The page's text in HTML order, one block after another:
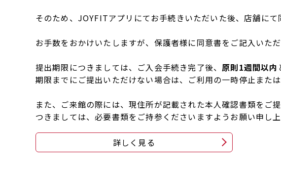
そのため、JOYFITアプリにてお手続きいただいた後、店舗にて
お手数をおかけいたしますが、保護者様に同意書をご記入いた
提出期限につきましては、ご入会手続き完了後、原則1週間以内
期限までにご提出いただけない場合は、ご利用の一時停止また
また、ご来館の際には、現住所が記載された本人確認書類をご
つきましては、必要書類をご持参くださいますようお願い申し上
詳しく見る